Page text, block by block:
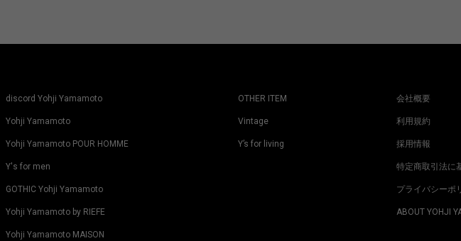
discord Yohji Yamamoto
Yohji Yamamoto
Yohji Yamamoto POUR HOMME
Y's for men
GOTHIC Yohji Yamamoto
Yohji Yamamoto by RIEFE
Yohji Yamamoto MAISON
OTHER ITEM
Vintage
Y’s for living
会社概要
利用規約
採用情報
特定商取引法に
プライバシーポ
ABOUT YOHJI